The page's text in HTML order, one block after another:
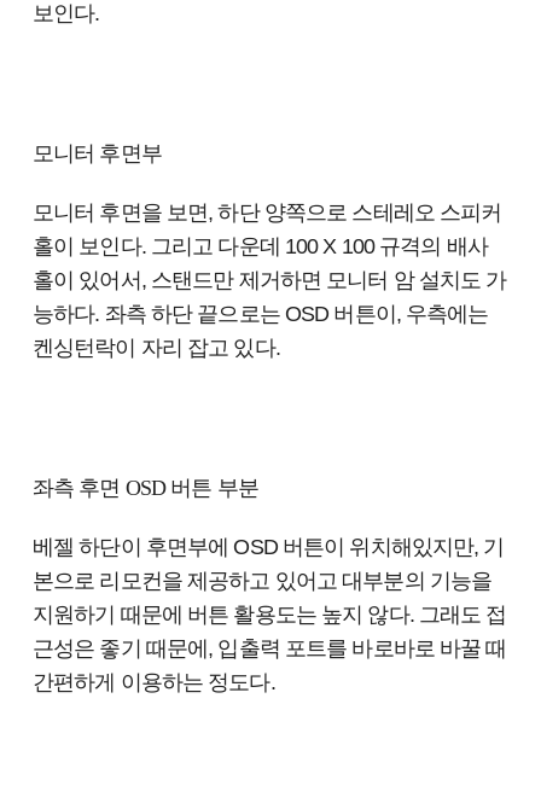
보인다.
모니터 후면부
모니터 후면을 보면, 하단 양쪽으로 스테레오 스피커
홀이 보인다. 그리고 다운데 100 X 100 규격의 배사
홀이 있어서, 스탠드만 제거하면 모니터 암 설치도 가
능하다. 좌측 하단 끝으로는 OSD 버튼이, 우측에는
켄싱턴락이 자리 잡고 있다.
좌측 후면 OSD 버튼 부분
베젤 하단이 후면부에 OSD 버튼이 위치해있지만, 기
본으로 리모컨을 제공하고 있어고 대부분의 기능을
지원하기 때문에 버튼 활용도는 높지 않다. 그래도 접
근성은 좋기 때문에, 입출력 포트를 바로바로 바꿀 때
간편하게 이용하는 정도다.